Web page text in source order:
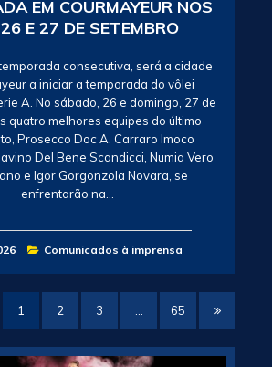
EM COURMAYEUR NOS
E 27 DE SETEMBRO
consecutiva, será a cidade
a iniciar a temporada do vôlei
A. No sábado, 26 e domingo, 27 de
quatro melhores equipes do último
Prosecco Doc A. Carraro Imoco
Del Bene Scandicci, Numia Vero
e Igor Gorgonzola Novara, se
enfrentarão na…
Comunicados à imprensa
1 2 3 65